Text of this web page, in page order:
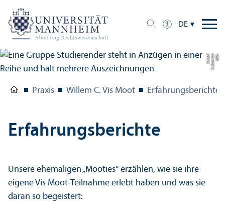
DE
Bil
d:
S
e
b
a
s
ti
a
n
S
ei
d
el
Praxis Willem C. Vis Moot Erfahrungs­berichte
Erfahrungs­berichte
Unsere ehemaligen „Mooties“ erzählen, wie sie ihre
eigene Vis Moot-Teilnahme erlebt haben und was sie
daran so begeistert: